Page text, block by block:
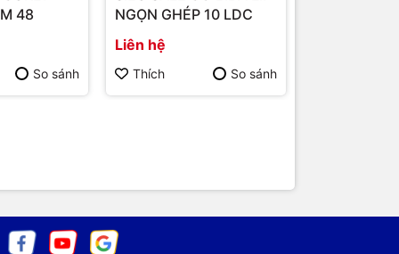
48
So sánh
NGỌN GHÉP 10 LDC
Liên hệ
Thích So sánh